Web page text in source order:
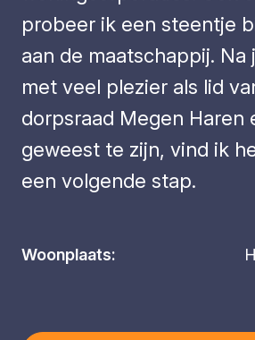
probeer ik een steentje
aan de maatschappij. Na
met veel plezier als lid
dorpsraad Megen Haren
geweest te zijn, vind ik
een volgende stap.
Woonplaats: